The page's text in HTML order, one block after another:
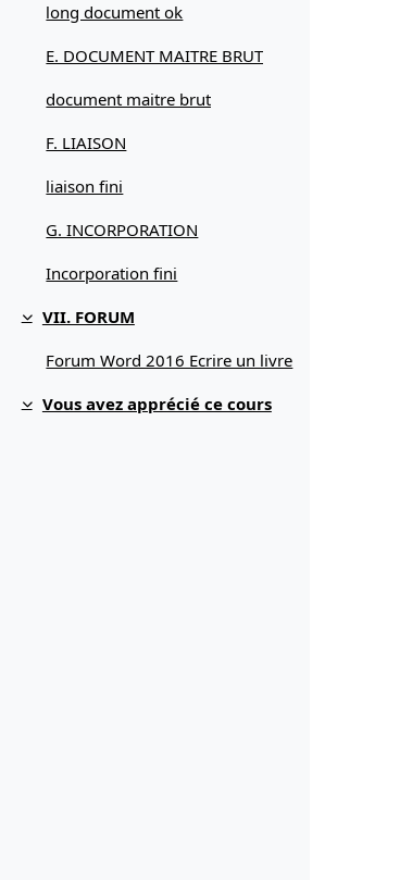
long document ok
E. DOCUMENT MAITRE BRUT
document maitre brut
F. LIAISON
liaison fini
G. INCORPORATION
Incorporation fini
Replier
VII. FORUM
Forum Word 2016 Ecrire un livre
Replier
Vous avez apprécié ce cours